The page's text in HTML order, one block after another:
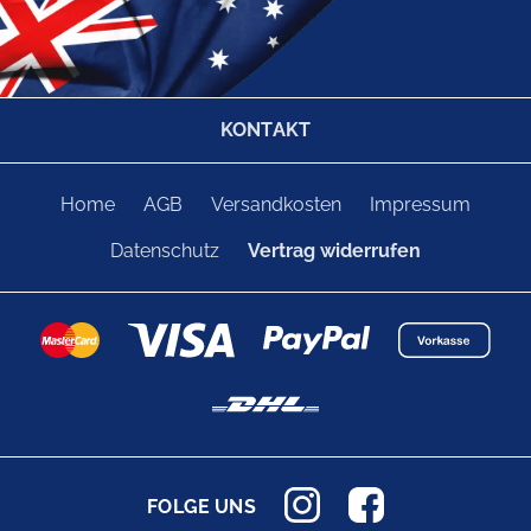
KONTAKT
Home AGB Versandkosten Impressum
Datenschutz Vertrag widerrufen
FOLGE UNS